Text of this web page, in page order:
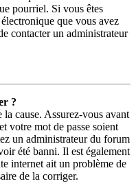
pourriel. Si vous êtes
que vous avez
contacter un administrateur
?
la cause. Assurez-vous avant
votre mot de passe soient
un administrateur du forum
été banni. Il est également
internet ait un problème de
de la corriger.